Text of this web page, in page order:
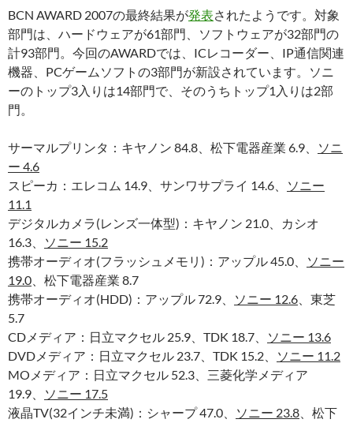
BCN AWARD 2007の最終結果が発表されたようです。対象
部門は、ハードウェアが61部門、ソフトウェアが32部門の
計93部門。今回のAWARDでは、ICレコーダー、IP通信関連
機器、PCゲームソフトの3部門が新設されています。ソニ
ーのトップ3入りは14部門で、そのうちトップ1入りは2部
門。
サーマルプリンタ：キヤノン 84.8、松下電器産業 6.9、
ソニ
ー 4.6
スピーカ：エレコム 14.9、サンワサプライ 14.6、
ソニー
11.1
デジタルカメラ(レンズ一体型)：キヤノン 21.0、カシオ
16.3、
ソニー 15.2
携帯オーディオ(フラッシュメモリ)：アップル 45.0、
ソニー
19.0 、松下電器産業 8.7
携帯オーディオ(HDD)：アップル 72.9、
ソニー 12.6 、東芝
5.7
CDメディア：日立マクセル 25.9、TDK 18.7、
ソニー 13.6
DVDメディア：日立マクセル 23.7、TDK 15.2、
ソニー 11.2
MOメディア：日立マクセル 52.3、三菱化学メディア
19.9、
ソニー 17.5
液晶TV(32インチ未満)：シャープ 47.0、
ソニー 23.8 、松下